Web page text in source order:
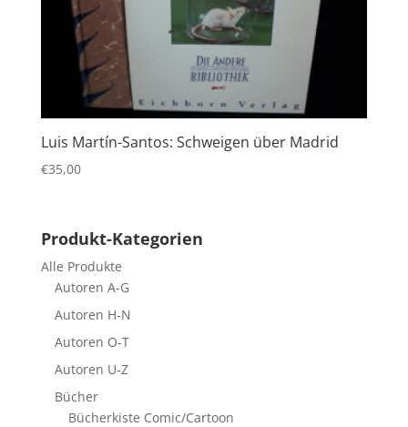
Luis Martín-Santos: Schweigen über Madrid
€35,00
Produkt-Kategorien
Alle Produkte
Autoren A-G
Autoren H-N
Autoren O-T
Autoren U-Z
Bücher
Bücherkiste Comic/Cartoon